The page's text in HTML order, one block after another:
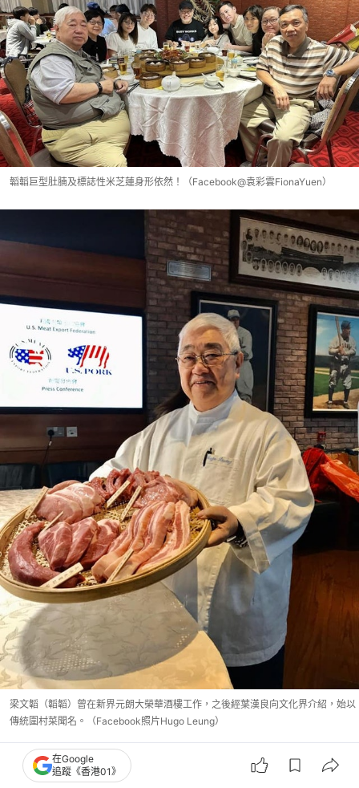
韜韜巨型肚腩及標誌性米芝蓮身形依然！（Facebook@袁彩雲FionaYuen）
梁文韜（韜韜）曾在新界元朗大榮華酒樓工作，之後經葉漢良向文化界介紹，始以
傳統圍村菜聞名。（Facebook照片Hugo Leung）
在Google
追蹤《香港01》